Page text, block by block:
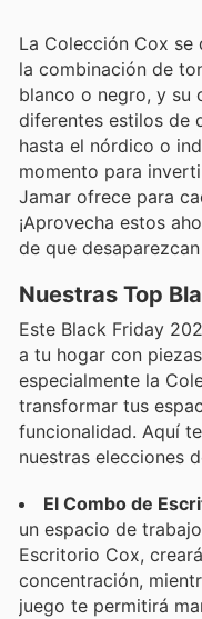
La Colección Cox se
la combinación de
blanco o negro, y su
diferentes estilos de
hasta el nórdico o
momento para
Jamar ofrece para
¡Aprovecha estos
de que
Nuestras Top
Este Black Friday
a tu hogar con
especialmente la
transformar tus
funcionalidad. Aquí
nuestras elecciones
El Combo de
un espacio de
Escritorio Cox,
concentración,
juego te permitirá